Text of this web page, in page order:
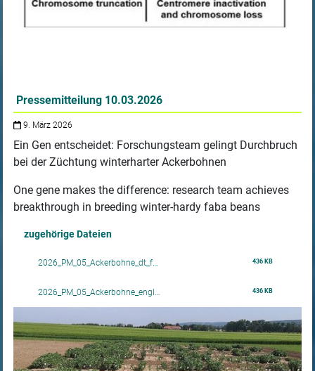
Pressemitteilung 10.03.2026
9. März 2026
Ein Gen entscheidet: Forschungsteam gelingt Durchbruch
bei der Züchtung winterharter Ackerbohnen
One gene makes the difference: research team achieves
breakthrough in breeding winter-hardy faba beans
zugehörige Dateien
2026_PM_05_Ackerbohne_dt_f… 436 KB
2026_PM_05_Ackerbohne_engl… 436 KB